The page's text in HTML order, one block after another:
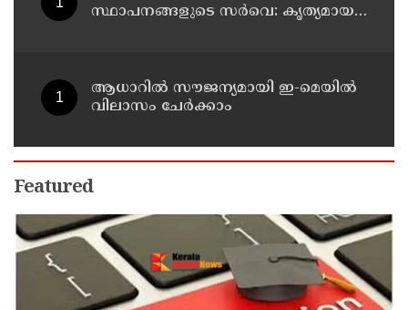
സ്ഥാപനങ്ങളുടെ സർവെ: കൃത്യമായ
ആധാറിൽ സൗജന്യമായി ഇ-മെയിൽ
വിലാസം ചേർക്കാം
Featured